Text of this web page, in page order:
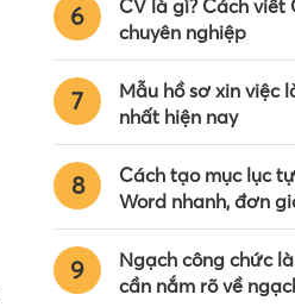
6
CV là gì? Cách viết
chuyên nghiệp
7
Mẫu hồ sơ xin việc
nhất hiện nay
8
Cách tạo mục lục
Word nhanh, đơn
9
Ngạch công chức
cần nắm rõ về